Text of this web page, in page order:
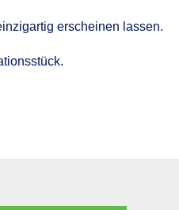
erscheinen lassen.